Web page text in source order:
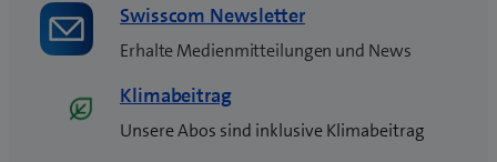
Swisscom Newsletter
Erhalte Medienmitteilungen und News
Klimabeitrag
Unsere Abos sind inklusive Klimabeitrag